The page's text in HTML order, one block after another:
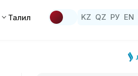
Таҳлил KZ QZ РУ EN